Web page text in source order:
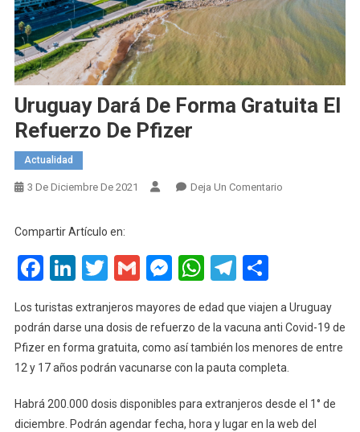
Uruguay Dará De Forma Gratuita El
Refuerzo De Pfizer
Actualidad
3 De Diciembre De 2021 Deja Un ComentarioEn
Refuerzo
De
Pfizer
Compartir Artículo en:
Facebook
LinkedIn
Twitter
GmailMessenger
WhatsApp
Telegram
Los turistas extranjeros mayores de edad que viajen a Uruguay
podrán darse una dosis de refuerzo de la vacuna anti Covid-19 de
Pfizer en forma gratuita, como así también los menores de entre
12 y 17 años podrán vacunarse con la pauta completa.
Habrá 200.000 dosis disponibles para extranjeros desde el 1° de
diciembre. Podrán agendar fecha, hora y lugar en la web del